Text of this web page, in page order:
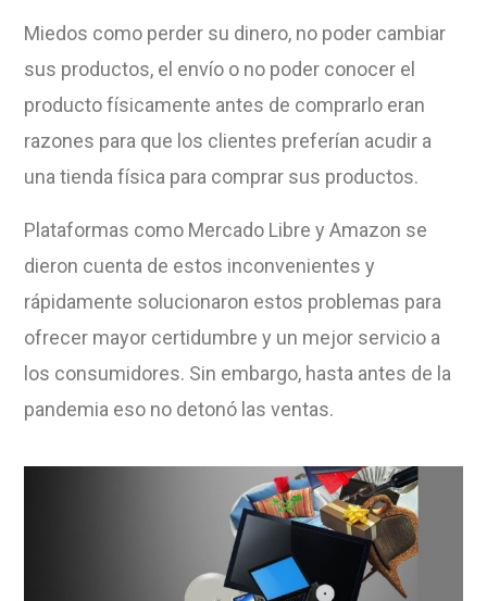
Miedos como perder su dinero, no poder cambiar
sus productos, el envío o no poder conocer el
producto físicamente antes de comprarlo eran
razones para que los clientes preferían acudir a
una tienda física para comprar sus productos.
Plataformas como Mercado Libre y Amazon se
dieron cuenta de estos inconvenientes y
rápidamente solucionaron estos problemas para
ofrecer mayor certidumbre y un mejor servicio a
los consumidores. Sin embargo, hasta antes de la
pandemia eso no detonó las ventas.